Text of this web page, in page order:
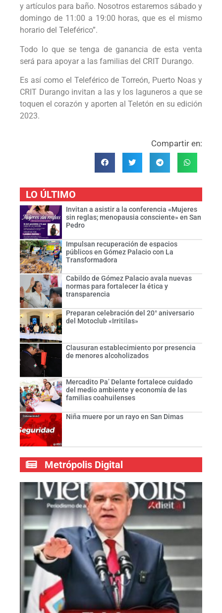
y artículos para baño. Nosotros estaremos sábado y
domingo de 11:00 a 19:00 horas, que es el mismo
horario del Teleférico”.
Todo lo que se tenga de ganancia de esta venta
será para apoyar a las familias del CRIT Durango.
Es así como el Teleférico de Torreón, Puerto Noas y
CRIT Durango invitan a las y los laguneros a que se
toquen el corazón y aporten al Teletón en su edición
2023.
Compartir en:
LO ÚLTIMO
Invitan a asistir a la conferencia «Mujeres
sin reglas; menopausia consciente» en San
Pedro
Impulsan recuperación de espacios
públicos en Gómez Palacio con La
Transformadora
Cabildo de Gómez Palacio avala nuevas
normas para fortalecer la ética y
transparencia
Preparan celebración del 20° aniversario
del Motoclub «Irritilas»
Clausuran establecimiento por presencia
de menores alcoholizados
Mercadito Pa’ Delante fortalece cuidado
del medio ambiente y economía de las
familias coahuilenses
Niña muere por un rayo en San Dimas
Metrópolis Digital